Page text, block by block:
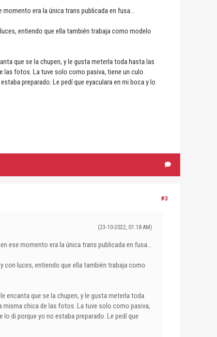
era la única trans publicada en fusa...
entiendo que ella también trabaja como modelo
que se la chupen, y le gusta meterla toda hasta las
las fotos. La tuve solo como pasiva, tiene un culo
preparado. Le pedí que eyaculara en mi boca y lo
#3
(23-10-2022, 01:18 AM)
ese momento era la única trans publicada en fusa...
con luces, entiendo que ella también trabaja como
encanta que se la chupen, y le gusta meterla toda
misma chica de las fotos. La tuve solo como pasiva,
di porque yo no estaba preparado. Le pedí que